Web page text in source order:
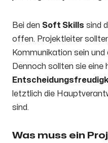
Bei den Soft Skills sind
offen. Projektleiter
Kommunikation sein und
Dennoch sollten sie eine
letztlich die
sind.
Was muss ein